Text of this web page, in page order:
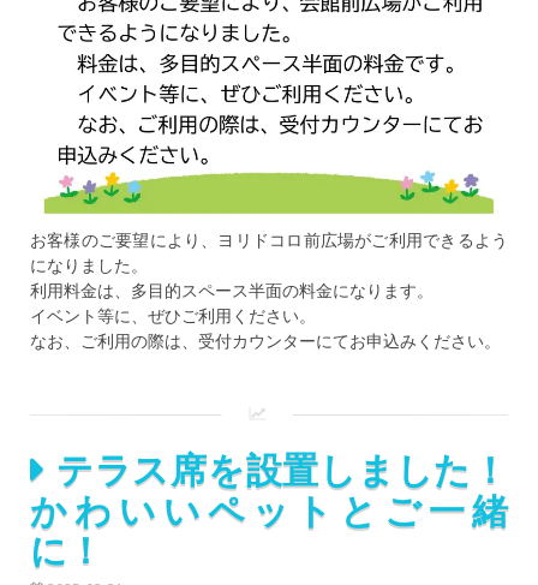
お客様のご要望により、ヨリドコロ前広場がご利用できるよう
になりました。
利用料金は、多目的スペース半面の料金になります。
イベント等に、ぜひご利用ください。
なお、ご利用の際は、受付カウンターにてお申込みください。
テラス席を設置しました！
かわいいペットとご一緒
に！